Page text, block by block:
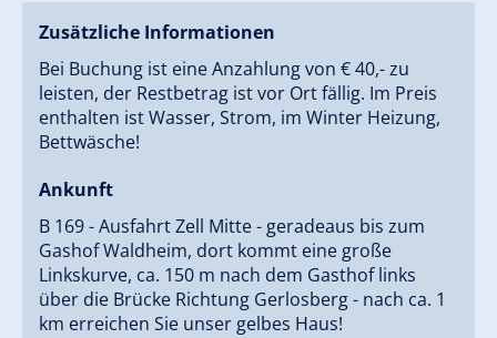
Zusätzliche Informationen
Bei Buchung ist eine Anzahlung von € 40,- zu
leisten, der Restbetrag ist vor Ort fällig. Im Preis
enthalten ist Wasser, Strom, im Winter Heizung,
Bettwäsche!
Ankunft
B 169 - Ausfahrt Zell Mitte - geradeaus bis zum
Gashof Waldheim, dort kommt eine große
Linkskurve, ca. 150 m nach dem Gasthof links
über die Brücke Richtung Gerlosberg - nach ca. 1
km erreichen Sie unser gelbes Haus!